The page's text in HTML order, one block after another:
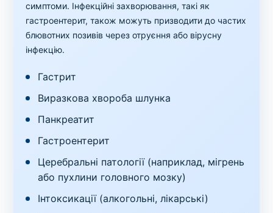
симптоми. Інфекційні захворювання, такі як
гастроентерит, також можуть призводити до частих
блювотних позивів через отруєння або вірусну
інфекцію.
Гастрит
Виразкова хвороба шлунка
Панкреатит
Гастроентерит
Церебральні патології (наприклад, мігрень
або пухлини головного мозку)
Інтоксикації (алкогольні, лікарські)